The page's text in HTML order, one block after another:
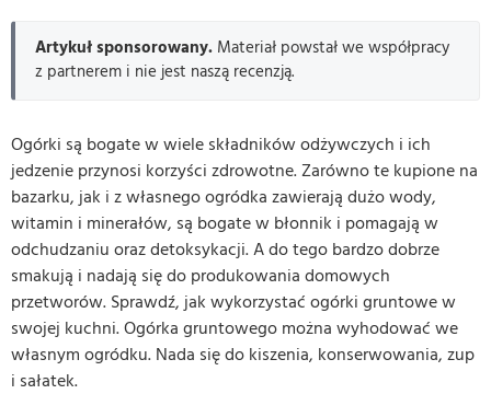
Artykuł sponsorowany.Materiał powstał we współpracy
z partnerem i nie jest naszą recenzją.
Ogórki są bogate w wiele składników odżywczych i ich
jedzenie przynosi korzyści zdrowotne. Zarówno te kupione na
bazarku, jak i z własnego ogródka zawierają dużo wody,
witamin i minerałów, są bogate w błonnik i pomagają w
odchudzaniu oraz detoksykacji. A do tego bardzo dobrze
smakują i nadają się do produkowania domowych
przetworów. Sprawdź, jak wykorzystać ogórki gruntowe w
swojej kuchni. Ogórka gruntowego można wyhodować we
własnym ogródku. Nada się do kiszenia, konserwowania, zup
i sałatek.